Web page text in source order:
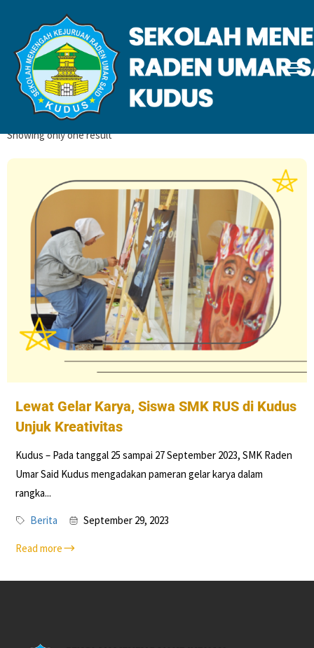
September 2023
Home2023September
Showing only one result
Lewat Gelar Karya, Siswa SMK RUS di Kudus
Unjuk Kreativitas
Kudus – Pada tanggal 25 sampai 27 September 2023, SMK Raden
Umar Said Kudus mengadakan pameran gelar karya dalam
rangka...
Berita September 29, 2023
Read more